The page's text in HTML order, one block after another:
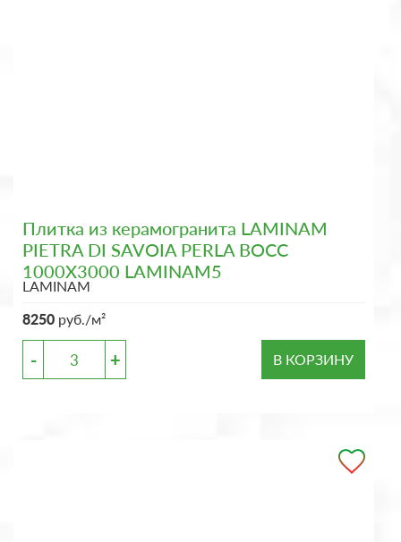
Плитка из керамогранита LAMINAM
PIETRA DI SAVOIA PERLA BOCC
1000X3000 LAMINAM5
LAMINAM
8250 руб./м²
- + В КОРЗИНУ